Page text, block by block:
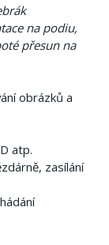
na podiu,
přesun na
obrázků a
atp.
zasílání